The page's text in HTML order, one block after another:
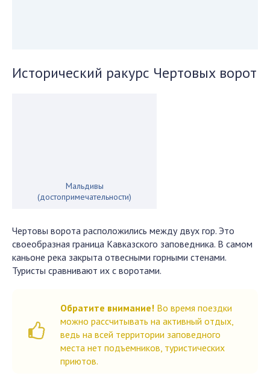
Исторический ракурс Чертовых ворот
Мальдивы
(достопримечательности)
Чертовы ворота расположились между двух гор. Это
своеобразная граница Кавказского заповедника. В самом
каньоне река закрыта отвесными горными стенами.
Туристы сравнивают их с воротами.
Обратите внимание! Во время поездки
можно рассчитывать на активный отдых,
ведь на всей территории заповедного
места нет подъемников, туристических
приютов.